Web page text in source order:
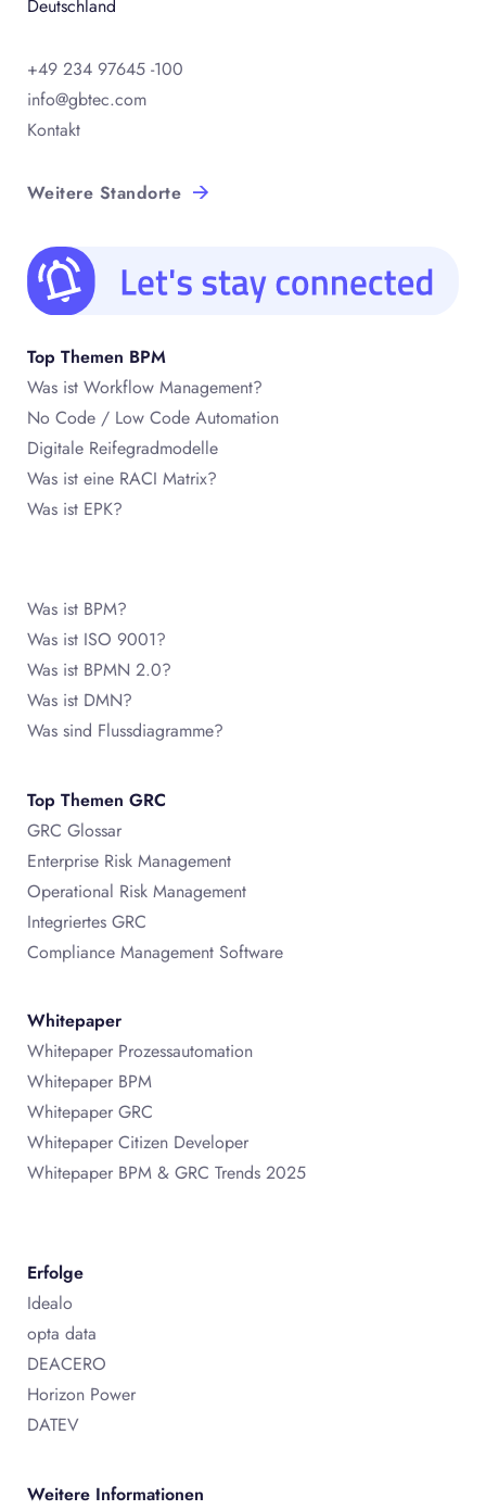
Deutschland
+49 234 97645 -100
info@gbtec.com
Kontakt
Weitere Standorte
Top Themen BPM
Was ist Workflow Management?
No Code / Low Code Automation
Digitale Reifegradmodelle
Was ist eine RACI Matrix?
Was ist EPK?
Was ist BPM?
Was ist ISO 9001?
Was ist BPMN 2.0?
Was ist DMN?
Was sind Flussdiagramme?
Top Themen GRC
GRC Glossar
Enterprise Risk Management
Operational Risk Management
Integriertes GRC
Compliance Management Software
Whitepaper
Whitepaper Prozessautomation
Whitepaper BPM
Whitepaper GRC
Whitepaper Citizen Developer
Whitepaper BPM & GRC Trends 2025
Erfolge
Idealo
opta data
DEACERO
Horizon Power
DATEV
Weitere Informationen